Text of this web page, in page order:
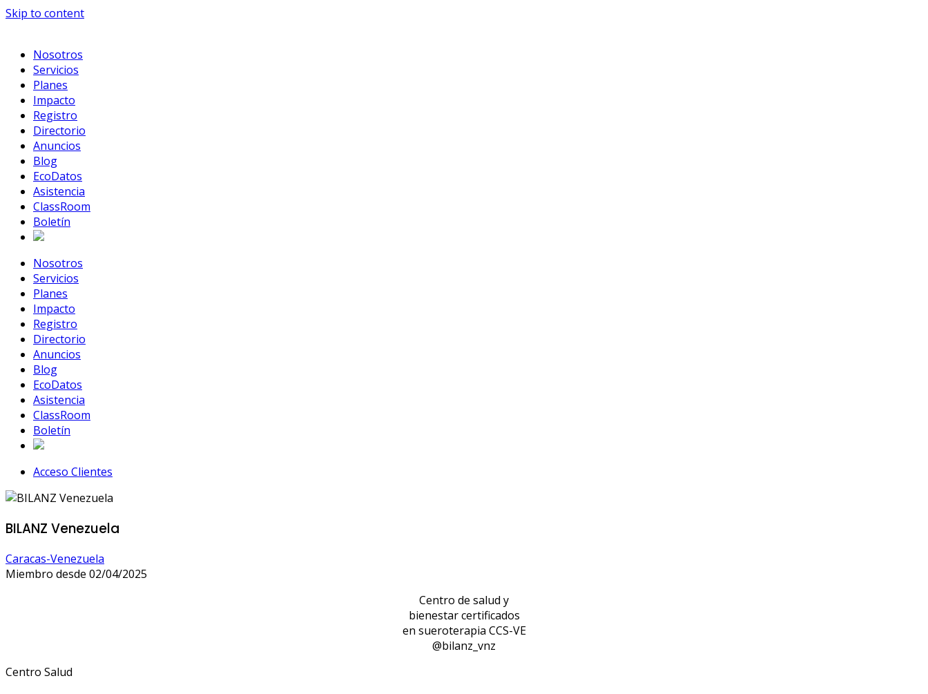
Skip to content
Nosotros
Servicios
Planes
Impacto
Registro
Directorio
Anuncios
Blog
EcoDatos
Asistencia
ClassRoom
Boletín
Nosotros
Servicios
Planes
Impacto
Registro
Directorio
Anuncios
Blog
EcoDatos
Asistencia
ClassRoom
Boletín
Acceso Clientes
BILANZ Venezuela
Caracas-Venezuela
Miembro desde 02/04/2025
Centro de salud y
bienestar certificados
en sueroterapia CCS-VE
@bilanz_vnz
Centro Salud